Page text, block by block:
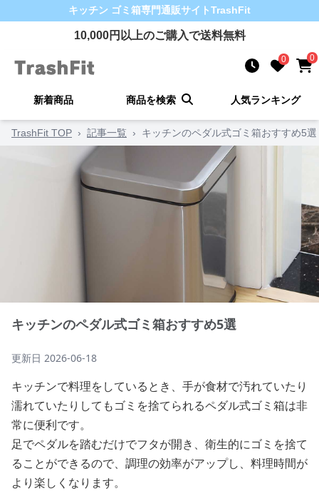
キッチン ゴミ箱専門通販サイトTrashFit
10,000円以上のご購入で送料無料
0 0
新着商品 商品を検索 人気ランキング
TrashFit TOP › 記事一覧 › キッチンのペダル式ゴミ箱おすすめ5選
キッチンのペダル式ゴミ箱おすすめ5選
更新日 2026-06-18
キッチンで料理をしているとき、手が食材で汚れていたり
濡れていたりしてもゴミを捨てられるペダル式ゴミ箱は非
常に便利です。
足でペダルを踏むだけでフタが開き、衛生的にゴミを捨て
ることができるので、調理の効率がアップし、料理時間が
より楽しくなります。